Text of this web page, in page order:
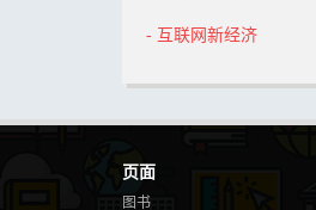
- 互联网新经济
页面
图书